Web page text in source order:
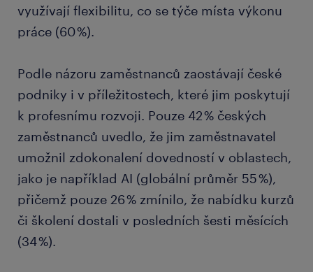
využívají flexibilitu, co se týče místa výkonu
práce (60 %).
Podle názoru zaměstnanců zaostávají české
podniky i v příležitostech, které jim poskytují
k profesnímu rozvoji. Pouze 42 % českých
zaměstnanců uvedlo, že jim zaměstnavatel
umožnil zdokonalení dovedností v oblastech,
jako je například AI (globální průměr 55 %),
přičemž pouze 26 % zmínilo, že nabídku kurzů
či školení dostali v posledních šesti měsících
(34 %).